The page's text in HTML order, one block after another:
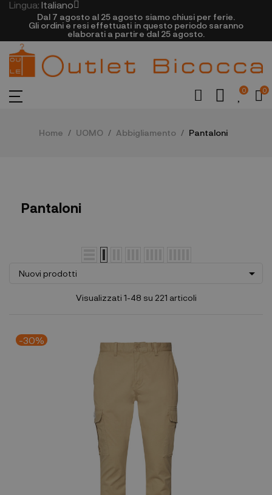
Lingua: Italiano
Dal 7 agosto al 25 agosto siamo chiusi per ferie.
Gli ordini e resi effettuati in questo periodo saranno
elaborati a partire dal 25 agosto.
0 0
Home UOMO Abbigliamento Pantaloni
Pantaloni
Nuovi prodotti 
Visualizzati 1-48 su 221 articoli
-30%